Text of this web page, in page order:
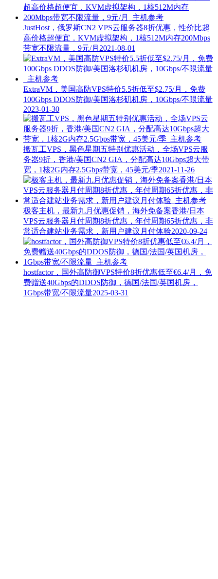
JustHost，俄罗斯CN2 VPS云服务器8折优惠，性价比超
高价格超便宜，KVM虚拟架构，1核512M内存200Mbps
带宽不限流量，9元/月 2021-08-01
ExtraVM，美国高防VPS特价5.5折低至$2.75/月，免费
100Gbps DDOS防御/美国洛杉矶机房，10Gbps/不限流量
2023-01-30
搬瓦工VPS，黑色星期五特别优惠活动，全场VPS云服
务器9折，香港/美国CN2 GIA，分配高达10Gbps超大带
宽，1核2G内存2.5Gbps带宽，45美元/季2021-11-26
极客主机，最新九月优惠促销，海外免备案香港/日本
VPS云服务器月付周期8折优惠，年付周期65折优惠，非
常适合建站业务需求，新用户建议月付体验2020-09-24
hostfactor，国外高防御VPS特价8折优惠低至€6.4/月，免
费赠送40Gbps的DDOS防御，德国/法国/英国机房，
1Gbps带宽/不限流量2025-03-31